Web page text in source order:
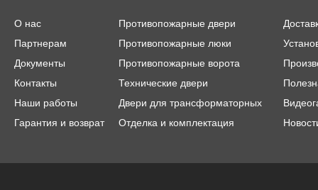
О нас
Партнерам
Документы
Контакты
Наши работы
Гарантия и возврат
Противопожарные двери
Противопожарные люки
Противопожарные ворота
Технические двери
Двери для трансформаторных
Отделка и комплектация